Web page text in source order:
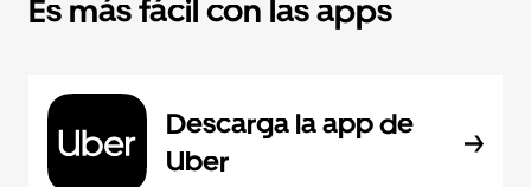
Es más fácil con las apps
Descarga la app de
Uber